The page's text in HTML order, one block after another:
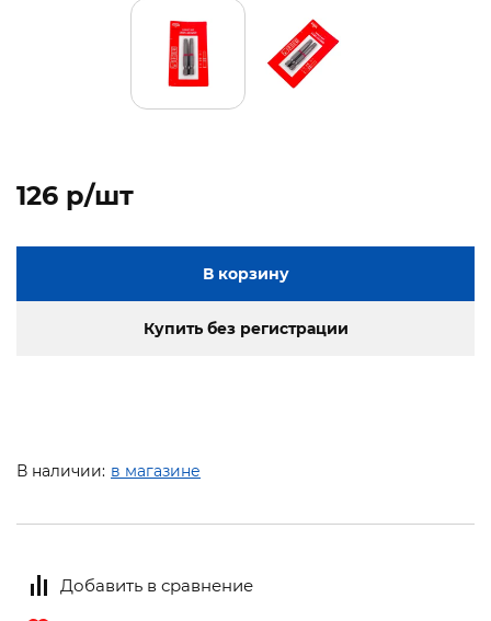
126 p/шт
В корзину
Купить без регистрации
В наличии: в магазине
Добавить в сравнение